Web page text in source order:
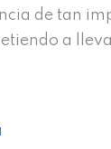
de tan
a